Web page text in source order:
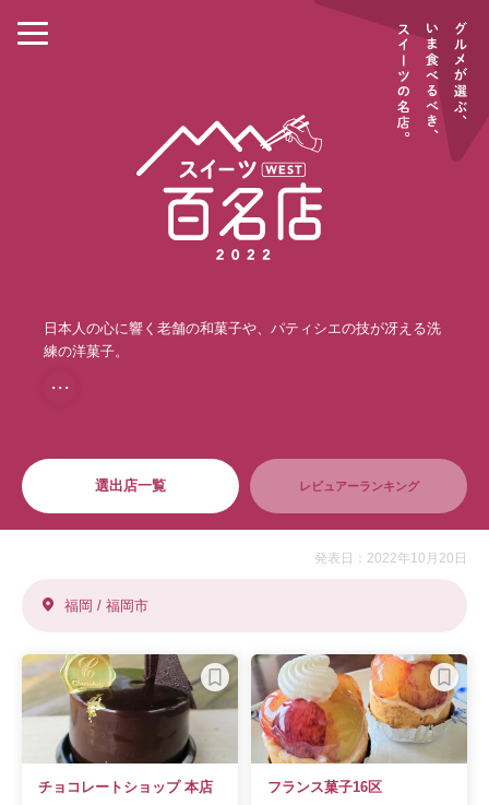
日本人の心に響く老舗の和菓子や、パティシエの技が冴える洗
練の洋菓子。
・・・
選出店一覧 レビュアーランキング
発表日：2022年10月20日
福岡 / 福岡市
チョコレートショップ 本店 フランス菓子16区